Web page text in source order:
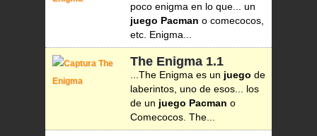
poco enigma en lo que... un
juego Pacman o comecocos,
etc. Enigma...
The Enigma1.1
...The Enigma es un juego de
laberintos, uno de esos... los
de un juego Pacman o
Comecocos. The...